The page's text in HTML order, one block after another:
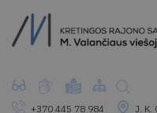
+370 445 78 984
J. K.